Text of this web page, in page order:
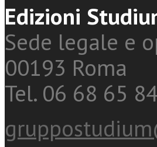
Edizioni
Sede legale e
00193 Roma
Tel. 06 68 65